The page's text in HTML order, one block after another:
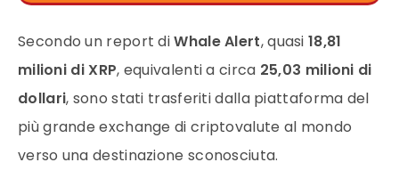
Secondo un report diWhale Alert, quasi18,81
milioni di XRP, equivalenti a circa 25,03 milioni di
dollari, sono stati trasferiti dalla piattaforma del
più grande exchange di criptovalute al mondo
verso una destinazione sconosciuta.